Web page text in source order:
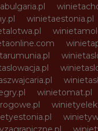
winietaestonia.pl
winietomat.pl